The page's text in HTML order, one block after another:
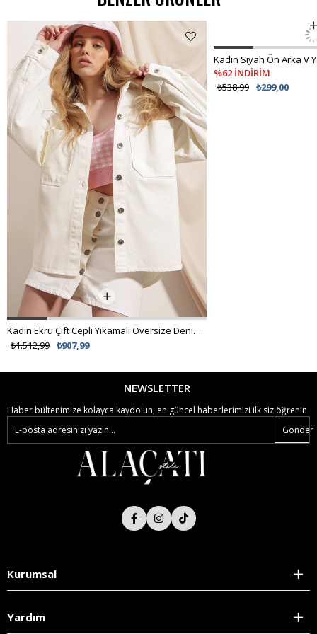
Kadın Ekru Çift Cepli Yıkamalı Oversize Denim Ceket ALC-X8152
₺907,99
₺1.512,99
NEWSLETTER
Haber bültenimize kolayca kaydolun, en güncel haberlerimizi ilk siz öğrenin
Gönder
Kurumsal
Yardım